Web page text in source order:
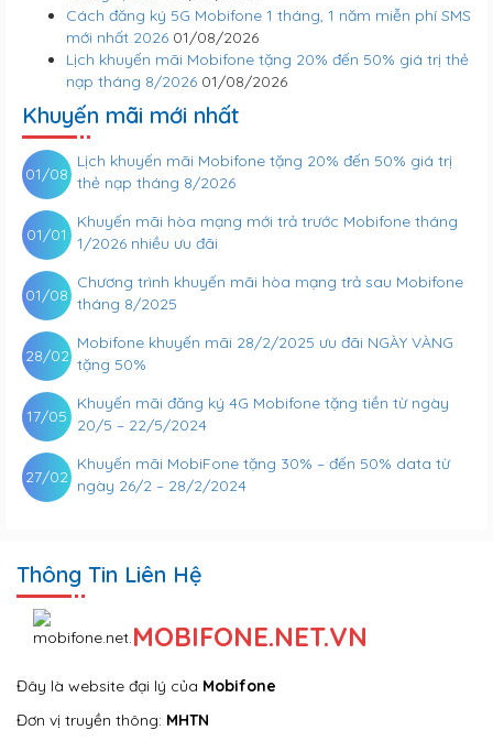
Cách đăng ký 5G Mobifone 1 tháng, 1 năm miễn phí SMS
mới nhất 2026 01/08/2026
Lịch khuyến mãi Mobifone tặng 20% đến 50% giá trị thẻ
nạp tháng 8/2026 01/08/2026
Khuyến mãi mới nhất
Lịch khuyến mãi Mobifone tặng 20% đến 50% giá trị
thẻ nạp tháng 8/2026
01/08
Khuyến mãi hòa mạng mới trả trước Mobifone tháng
1/2026 nhiều ưu đãi
01/01
Chương trình khuyến mãi hòa mạng trả sau Mobifone
tháng 8/2025
01/08
Mobifone khuyến mãi 28/2/2025 ưu đãi NGÀY VÀNG
tặng 50%
28/02
Khuyến mãi đăng ký 4G Mobifone tặng tiền từ ngày
20/5 – 22/5/2024
17/05
Khuyến mãi MobiFone tặng 30% – đến 50% data từ
ngày 26/2 – 28/2/2024
27/02
Thông Tin Liên Hệ
MOBIFONE.NET.VN
Đây là website đại lý của Mobifone
Đơn vị truyền thông: MHTN